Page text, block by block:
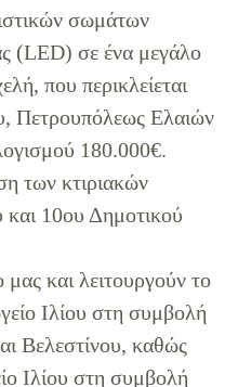
σωμάτων
(LED) σε ένα μεγάλο
που περικλείεται
Πετρουπόλεως Ελαιών
180.000€.
των κτιριακών
10ου Δημοτικού
και λειτουργούν το
Ιλίου στη συμβολή
Βελεστίνου, καθώς
Ιλίου στη συμβολή